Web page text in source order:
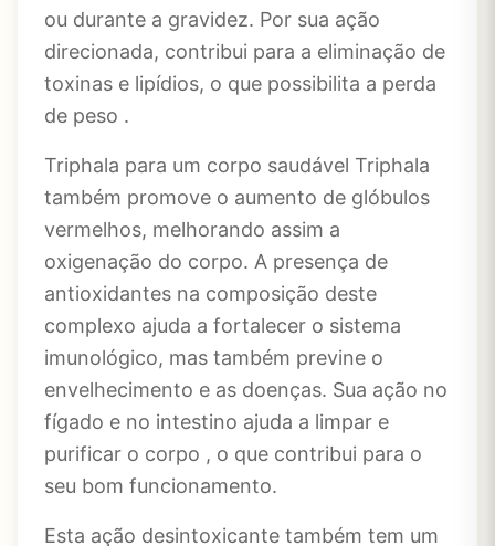
ou durante a gravidez. Por sua ação
direcionada, contribui para a eliminação de
toxinas e lipídios, o que possibilita a perda
de peso .
Triphala para um corpo saudável Triphala
também promove o aumento de glóbulos
vermelhos, melhorando assim a
oxigenação do corpo. A presença de
antioxidantes na composição deste
complexo ajuda a fortalecer o sistema
imunológico, mas também previne o
envelhecimento e as doenças. Sua ação no
fígado e no intestino ajuda a limpar e
purificar o corpo , o que contribui para o
seu bom funcionamento.
Esta ação desintoxicante também tem um